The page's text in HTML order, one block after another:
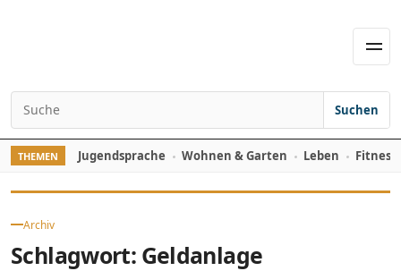
Search for:
Suchen
THEMEN Jugendsprache Wohnen & Garten Leben
Archiv
Schlagwort: Geldanlage